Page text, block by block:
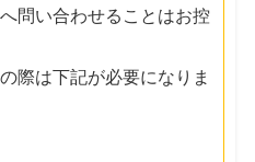
問い合わせることはお控
際は下記が必要になりま